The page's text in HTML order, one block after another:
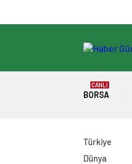
BORSA
CANLI
Türkiye
Dünya